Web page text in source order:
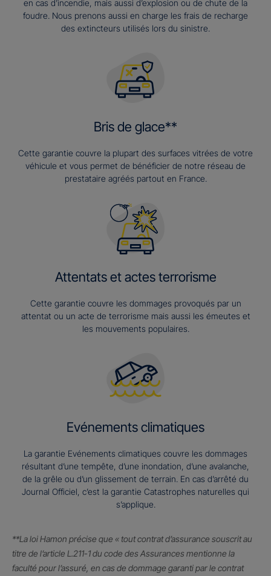
en cas d’incendie, mais aussi d’explosion ou de chute de la
foudre. Nous prenons aussi en charge les frais de recharge
des extincteurs utilisés lors du sinistre.
Bris de glace**
Cette garantie couvre la plupart des surfaces vitrées de votre
véhicule et vous permet de bénéficier de notre réseau de
prestataire agréés partout en France.
Attentats et actes terrorisme
Cette garantie couvre les dommages provoqués par un
attentat ou un acte de terrorisme mais aussi les émeutes et
les mouvements populaires.
Evénements climatiques
La garantie Evénements climatiques couvre les dommages
résultant d’une tempête, d’une inondation, d’une avalanche,
de la grêle ou d’un glissement de terrain. En cas d’arrêté du
Journal Officiel, c’est la garantie Catastrophes naturelles qui
s’applique.
**La loi Hamon précise que « tout contrat d’assurance souscrit au
titre de l’article L.211-1 du code des Assurances mentionne la
faculté pour l’assuré, en cas de dommage garanti par le contrat